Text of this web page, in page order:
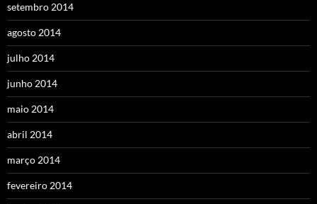
setembro 2014
agosto 2014
julho 2014
junho 2014
maio 2014
abril 2014
março 2014
fevereiro 2014